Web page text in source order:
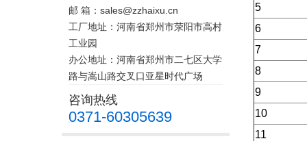
邮 箱：sales@zzhaixu.cn
工厂地址：河南省郑州市荥阳市高村
工业园
办公地址：河南省郑州市二七区大学
路与嵩山路交叉口亚星时代广场
咨询热线
0371-60305639
5
6
7
8
9
10
11